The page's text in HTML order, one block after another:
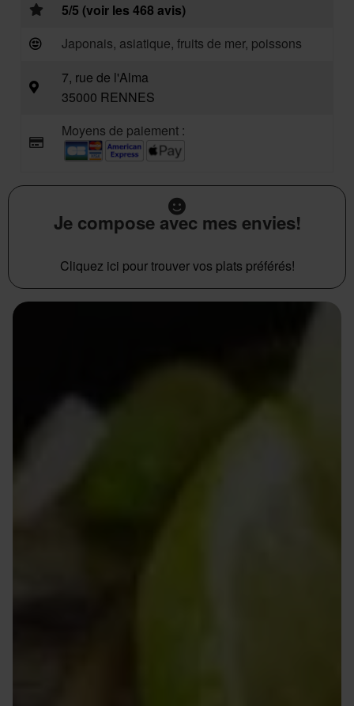
5/5 (voir les 468 avis)
Japonais, asiatique, fruits de mer, poissons
7, rue de l'Alma
35000 RENNES
Moyens de paiement :
Je compose avec mes envies!
Cliquez ici pour trouver vos plats préférés!